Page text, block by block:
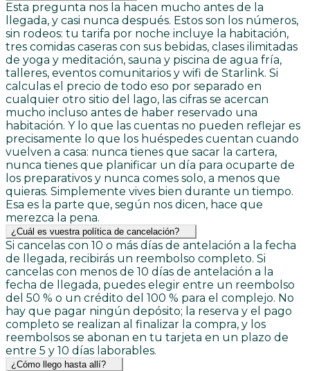
Esta pregunta nos la hacen mucho antes de la
llegada, y casi nunca después. Estos son los números,
sin rodeos: tu tarifa por noche incluye la habitación,
tres comidas caseras con sus bebidas, clases ilimitadas
de yoga y meditación, sauna y piscina de agua fría,
talleres, eventos comunitarios y wifi de Starlink. Si
calculas el precio de todo eso por separado en
cualquier otro sitio del lago, las cifras se acercan
mucho incluso antes de haber reservado una
habitación. Y lo que las cuentas no pueden reflejar es
precisamente lo que los huéspedes cuentan cuando
vuelven a casa: nunca tienes que sacar la cartera,
nunca tienes que planificar un día para ocuparte de
los preparativos y nunca comes solo, a menos que
quieras. Simplemente vives bien durante un tiempo.
Esa es la parte que, según nos dicen, hace que
merezca la pena.
¿Cuál es vuestra política de cancelación?
Si cancelas con 10 o más días de antelación a la fecha
de llegada, recibirás un reembolso completo. Si
cancelas con menos de 10 días de antelación a la
fecha de llegada, puedes elegir entre un reembolso
del 50 % o un crédito del 100 % para el complejo. No
hay que pagar ningún depósito; la reserva y el pago
completo se realizan al finalizar la compra, y los
reembolsos se abonan en tu tarjeta en un plazo de
entre 5 y 10 días laborables.
¿Cómo llego hasta allí?